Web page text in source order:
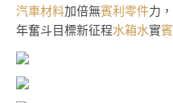
汽車材料加倍無賓利零件力
年奮斗目標新征程水箱水實